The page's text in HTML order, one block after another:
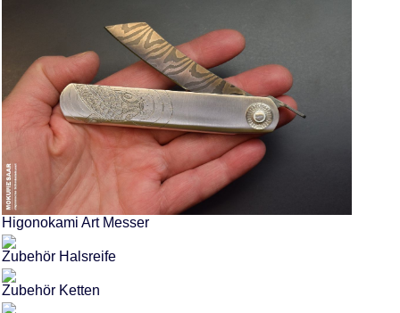
Higonokami Art Messer
Zubehör Halsreife
Zubehör Ketten